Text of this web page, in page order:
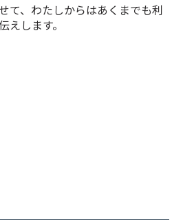
て、わたしからはあくまでも利
をお伝えします。